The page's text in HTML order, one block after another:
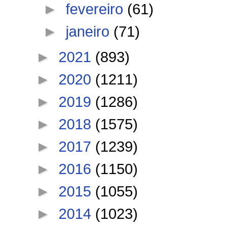
►fevereiro (61)
► janeiro (71)
► 2021 (893)
► 2020 (1211)
► 2019 (1286)
► 2018 (1575)
► 2017 (1239)
► 2016 (1150)
► 2015 (1055)
► 2014 (1023)